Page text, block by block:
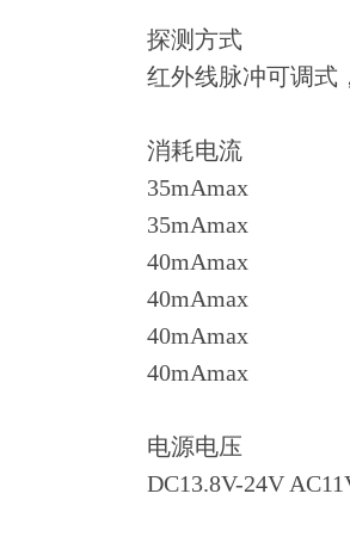
探测方式
红外线脉冲可调式
消耗电流
35mAmax
35mAmax
40mAmax
40mAmax
40mAmax
40mAmax
电源电压
DC13.8V-24V